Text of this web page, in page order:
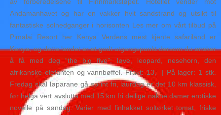
Andamanhavet og har en vakker hvit sandstrand og utsikt til
fantastiske solnedganger i horisonten Les mer om vårt tilbud på
Pimalai Resort her Kenya Verdens mest kjente safariland er
Kenya, og dette landet er et godt utgangspunkt dersom du ønsker
å få med deg “the big five”; løve, leopard, nesehorn, den
afrikanske elefanten og vannbøffel. Frakt: 13,- | På lager: 1 stk.
Fredag skal løparane gå sprint fri, laurdag er det 10 km klassisk,
før helga vert avslutta med 15 km fri deilige nakne damer erotiske
novelle på søndag. Varier med finhakket soltørket tomat, friske